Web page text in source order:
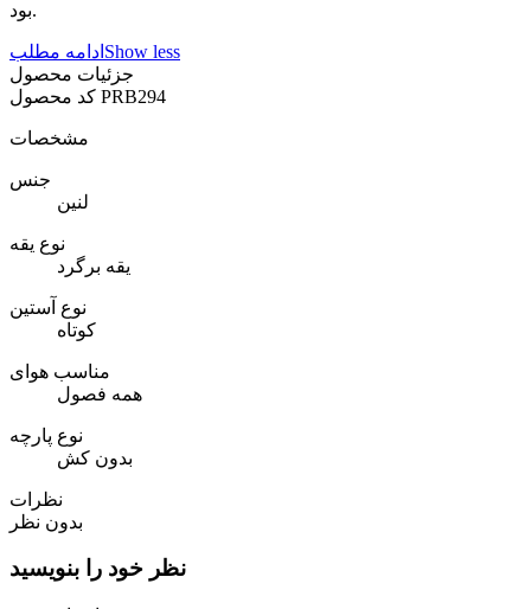
بود.
ادامه مطلب Show less
جزئیات محصول
PRB294
مشخصات
جنس
لنین
نوع یقه
یقه برگرد
نوع آستین
کوتاه
مناسب هوای
همه فصول
نوع پارچه
بدون کش
نظرات
بدون نظر
نظر خود را بنویسید